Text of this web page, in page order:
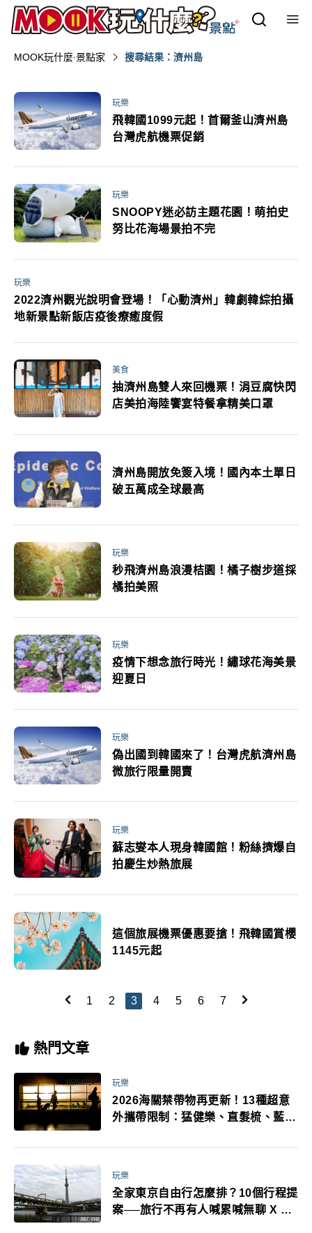
MOOK玩什麼‧景點家 搜尋結果：濟州島
玩樂
飛韓國1099元起！首爾釜山濟州島
台灣虎航機票促銷
玩樂
SNOOPY迷必訪主題花園！萌拍史
努比花海場景拍不完
玩樂
2022濟州觀光說明會登場！「心動濟州」韓劇韓綜拍攝
地新景點新飯店疫後療癒度假
美食
抽濟州島雙人來回機票！涓豆腐快閃
店美拍海陸饗宴特餐拿精美口罩
濟州島開放免簽入境！國內本土單日
破五萬成全球最高
玩樂
秒飛濟州島浪漫桔園！橘子樹步道採
橘拍美照
玩樂
疫情下想念旅行時光！繡球花海美景
迎夏日
玩樂
偽出國到韓國來了！台灣虎航濟州島
微旅行限量開賣
玩樂
蘇志燮本人現身韓國館！粉絲擠爆自
拍慶生炒熱旅展
這個旅展機票優惠要搶！飛韓國賞櫻
1145元起
1 2 3 4 5 6 7
熱門文章
玩樂
2026海關禁帶物再更新！13種超意
外攜帶限制：猛健樂、直髮梳、藍牙
萬！注意事項一次看！
玩樂
全家東京自由行怎麼排？10個行程提
案──旅行不再有人喊累喊無聊 X 爸